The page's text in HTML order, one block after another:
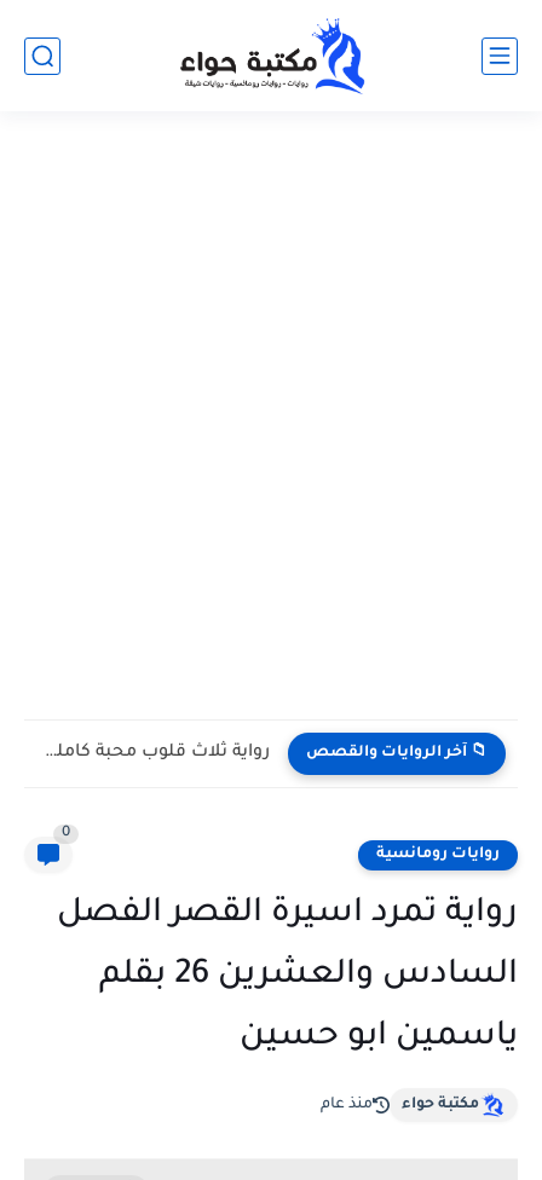
📁 آخر الروايات والقصص رواية ثلاث قلوب محبة كامله وحصريه بقلم ناهد خالد
روايات رومانسية
0
رواية تمرد اسيرة القصر الفصل
السادس والعشرين 26 بقلم
ياسمين ابو حسين
مكتبة حواء منذ عام